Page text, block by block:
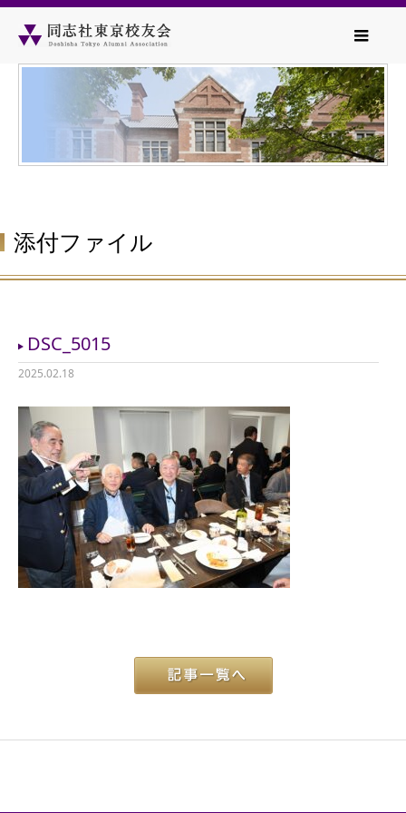
添付ファイル
DSC_5015
2025.02.18